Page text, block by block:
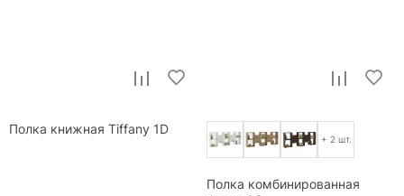
Полка книжная Tiffany 1D
+ 2 шт.
Полка комбинированная